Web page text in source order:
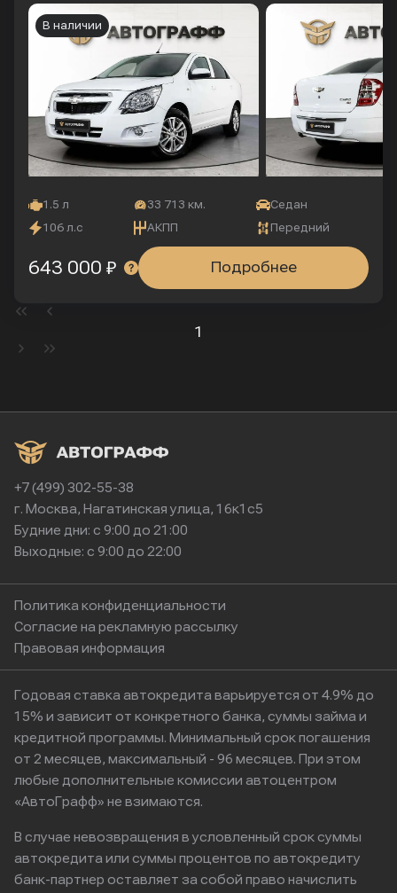
1.5 л 33 713 км.
Седан
106 л.с
АКПП Передний
В наличии
Подробнее
643 000 ₽
1
+7 (499) 302-55-38
г. Москва, Нагатинская улица, 16к1с5
Будние дни: с 9:00 до 21:00
Выходные: с 9:00 до 22:00
Политика конфиденциальности
Согласие на рекламную рассылку
Правовая информация
Годовая ставка автокредита варьируется от 4.9% до
15% и зависит от конкретного банка, суммы займа и
кредитной программы. Минимальный срок погашения
от 2 месяцев, максимальный - 96 месяцев. При этом
любые дополнительные комиссии автоцентром
«АвтоГрафф» не взимаются.
В случае невозвращения в условленный срок суммы
автокредита или суммы процентов по автокредиту
банк-партнер оставляет за собой право начислить